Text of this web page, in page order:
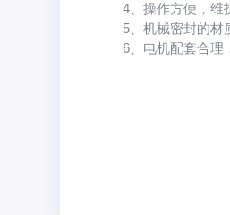
4、操作方便，维护
5、机械密封的材质
6、电机配套合理，